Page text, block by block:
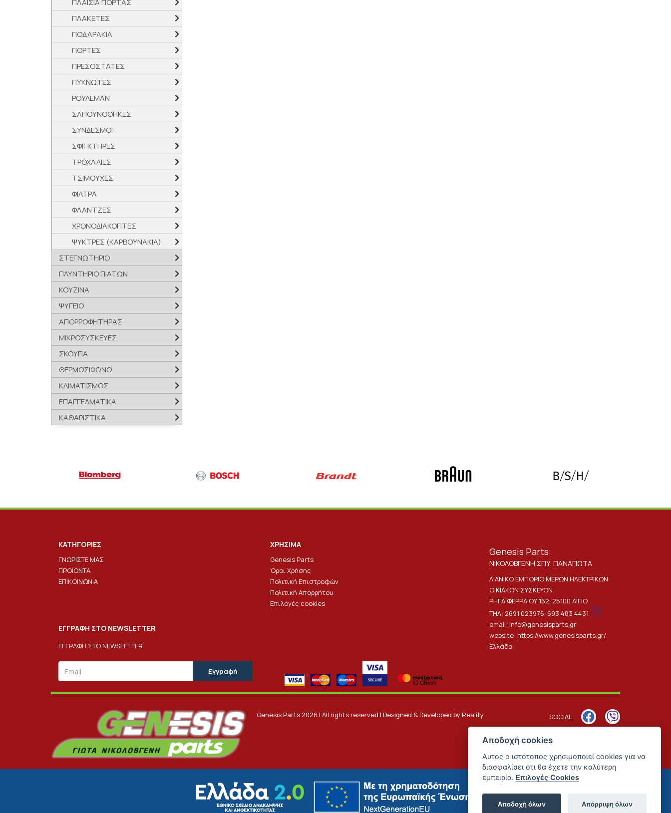
ΠΛΑΙΣΙΑ ΠΟΡΤΑΣ
ΠΛΑΚΕΤΕΣ
ΠΟΔΑΡΑΚΙΑ
ΠΟΡΤΕΣ
ΠΡΕΣΟΣΤΑΤΕΣ
ΠΥΚΝΩΤΕΣ
ΡΟΥΛΕΜΑΝ
ΣΑΠΟΥΝΟΘΗΚΕΣ
ΣΥΝΔΕΣΜΟΙ
ΣΦΙΓΚΤΗΡΕΣ
ΤΡΟΧΑΛΙΕΣ
ΤΣΙΜΟΥΧΕΣ
ΦΙΛΤΡΑ
ΦΛΑΝΤΖΕΣ
ΧΡΟΝΟΔΙΑΚΟΠΤΕΣ
ΨΥΚΤΡΕΣ (ΚΑΡΒΟΥΝΑΚΙΑ)
ΣΤΕΓΝΩΤΗΡΙΟ
ΠΛΥΝΤΗΡΙΟ ΠΙΑΤΩΝ
ΚΟΥΖΙΝΑ
ΨΥΓΕΙΟ
ΑΠΟΡΡΟΦΗΤΗΡΑΣ
ΜΙΚΡΟΣΥΣΚΕΥΕΣ
ΣΚΟΥΠΑ
ΘΕΡΜΟΣΙΦΩΝΟ
ΚΛΙΜΑΤΙΣΜΟΣ
ΕΠΑΓΓΕΛΜΑΤΙΚΑ
ΚΑΘΑΡΙΣΤΙΚΑ
ΚΑΤΗΓΟΡΙΕΣ
ΓΝΩΡΙΣΤΕ ΜΑΣ
ΠΡΟΪΟΝΤΑ
ΕΠΙΚΟΙΝΩΝΙΑ
ΧΡΗΣΙΜΑ
Genesis Parts
Όροι Χρήσης
Πολιτική Επιστροφών
Πολιτική Απορρήτου
Επιλογές cookies
ΕΓΓΡΑΦΗ ΣΤΟ NEWSLETTER
ΕΓΓΡΑΦΗ ΣΤΟ NEWSLETTER
Genesis Parts
ΝΙΚΟΛΟΒΓΕΝΗ ΣΠΥ. ΠΑΝΑΓΙΩΤΑ
ΛΙΑΝΙΚΟ ΕΜΠΟΡΙΟ ΜΕΡΩΝ ΗΛΕΚΤΡΙΚΩΝ
ΟΙΚΙΑΚΩΝ ΣΥΣΚΕΥΩΝ
ΡΗΓΑ ΦΕΡΡΑΙΟΥ 162, 25100 ΑΙΓΙΟ
ΤΗΛ: 2691 023976, 693 483 4431
email: info@genesisparts.gr
website: https://www.genesisparts.gr/
Ελλάδα
SOCIAL
Genesis Parts 2026 | All rights reserved | Designed & Developed by Reality.
Αποδοχή cookies
Αυτός ο ιστότοπος χρησιμοποιεί cookies για να
διασφαλίσει ότι θα έχετε την καλύτερη
εμπειρία. Επιλογές Cookies
Αποδοχή όλων Απόρριψη όλων